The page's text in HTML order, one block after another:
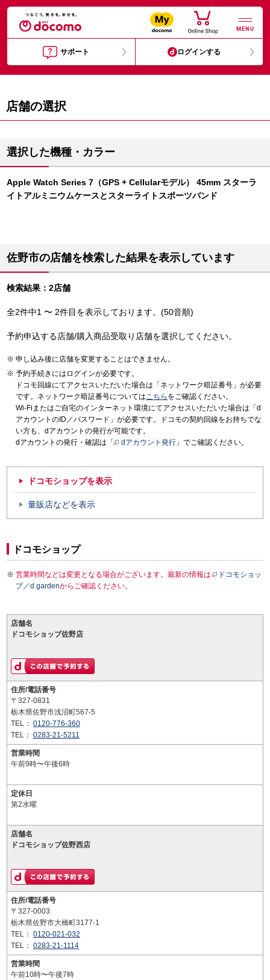
MENU
サポート ログインする
店舗の選択
選択した機種・カラー
Apple Watch Series 7（GPS + Cellularモデル） 45mm スターラ
イトアルミニウムケースとスターライトスポーツバンド
佐野市の店舗を検索した結果を表示しています
検索結果：2店舗
全2件中1 〜 2件目を表示しております。(50音順)
予約申込する店舗/購入商品受取り店舗を選択してください。
申し込み後に店舗を変更することはできません。
予約手続きにはログインが必要です。
ドコモ回線にてアクセスいただいた場合は「ネットワーク暗証番号」が必要
です。ネットワーク暗証番号についてはこちら をご確認ください。
Wi-Fiまたはご自宅のインターネット環境にてアクセスいただいた場合は「d
アカウントのID／パスワード」が必要です。ドコモの契約回線をお持ちでな
い方も、dアカウントの発行が可能です。
dアカウントの発行・確認は「
dアカウント発行 」でご確認ください。
ドコモショップを表示
量販店などを表示
ドコモショップ
営業時間などは変更となる場合がございます。最新の情報は
ドコモショッ
プ／d gardenからご確認ください。
店舗名
ドコモショップ佐野店
住所/電話番号
〒327-0831
栃木県佐野市浅沼町567-5
TEL： 0120-776-360
TEL： 0283-21-5211
営業時間
午前9時〜午後6時
定休日
第2水曜
店舗名
ドコモショップ佐野西店
住所/電話番号
〒327-0003
栃木県佐野市大橋町3177-1
TEL： 0120-021-032
TEL： 0283-21-1114
営業時間
午前10時〜午後7時